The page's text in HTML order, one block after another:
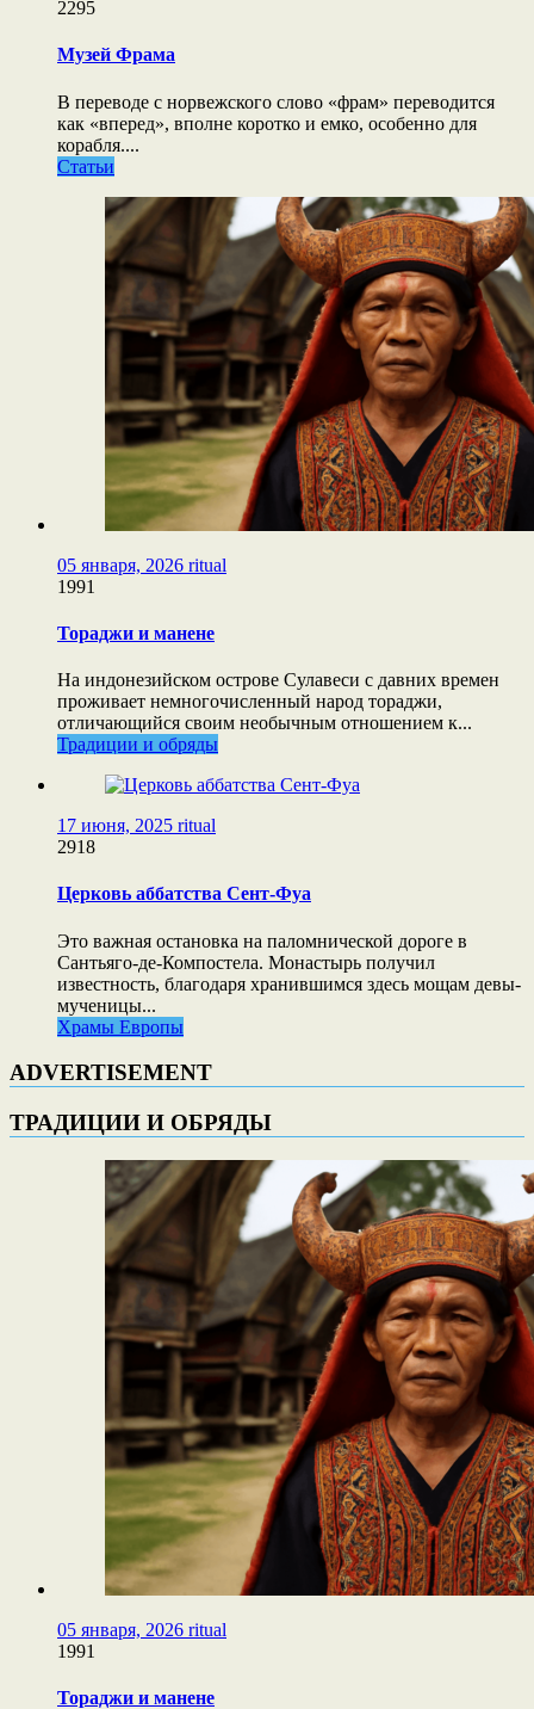
2295
Музей Фрама
В переводе с норвежского слово «фрам» переводится
как «вперед», вполне коротко и емко, особенно для
корабля....
Статьи
05 января, 2026 ritual
1991
Тораджи и манене
На индонезийском острове Сулавеси с давних времен
проживает немногочисленный народ тораджи,
отличающийся своим необычным отношением к...
Традиции и обряды
17 июня, 2025 ritual
2918
Церковь аббатства Сент-Фуа
Это важная остановка на паломнической дороге в
Сантьяго-де-Компостела. Монастырь получил
известность, благодаря хранившимся здесь мощам девы-
мученицы...
Храмы Европы
ADVERTISEMENT
ТРАДИЦИИ И ОБРЯДЫ
05 января, 2026 ritual
1991
Тораджи и манене